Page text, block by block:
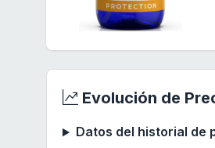
Evolución de
Datos del historial de